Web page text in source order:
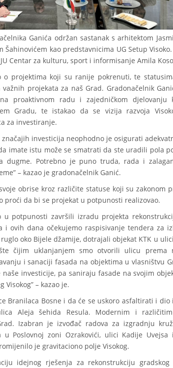
Ganića održan sastanak s arhitektom
Šahinovićem kao predstavnicima UG Setup
Centar za kulturu, sport i informisanje Amila
o projektima koji su ranije pokrenuti, te
projekata za naš Grad. Gradonačelnik
proaktivnom radu i zajedničkom djelovanju
Gradu, te istakao da se vizija razvoja
za investiranje.
značajih investicija neophodno je osigurati
imate istu može se smatrati da ste uradili pola
Potrebno je puno truda, rada i
– kazao je gradonačelnik Ganić.
obrise kroz različite statuse koji su zakonom
proći da bi se projekat u potpunosti realizovao.
u potpunosti završili izradu projekta
i ovih dana očekujemo raspisivanje tendera za
oko Bijele džamije, dotrajali objekat KTK u
čijim uklanjanjem smo otvorili ulicu prema
i sanaciji fasada na objektima u vlasništvu
investicije, pa saniraju fasade na svojim
– kazao je.
Branilaca Bosne i da će se uskoro asfaltirati i dio
Aleja šehida Resula. Modernim i različitim
Izabran je izvođač radova za izgradnju
Poslovnoj zoni Ozrakovići, ulici Kadije Uvejsa
je gravitaciono polje Visokog.
idejnog rješenja za rekonstrukciju